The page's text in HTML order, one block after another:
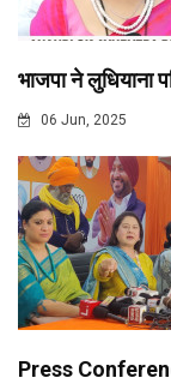
भाजपा ने लुधियाना
06 Jun, 2025
Press